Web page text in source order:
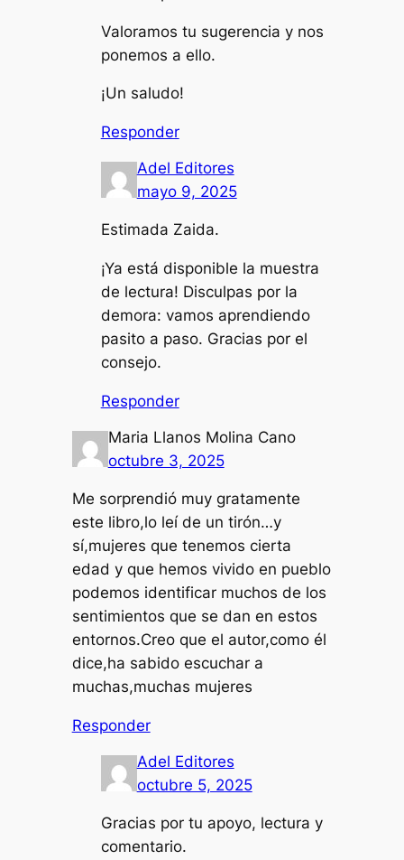
Valoramos tu sugerencia y nos
ponemos a ello.
¡Un saludo!
Responder
Adel Editores
mayo 9, 2025
Estimada Zaida.
¡Ya está disponible la muestra
de lectura! Disculpas por la
demora: vamos aprendiendo
pasito a paso. Gracias por el
consejo.
Responder
Maria Llanos Molina Cano
octubre 3, 2025
Me sorprendió muy gratamente
este libro,lo leí de un tirón…y
sí,mujeres que tenemos cierta
edad y que hemos vivido en pueblo
podemos identificar muchos de los
sentimientos que se dan en estos
entornos.Creo que el autor,como él
dice,ha sabido escuchar a
muchas,muchas mujeres
Responder
Adel Editores
octubre 5, 2025
Gracias por tu apoyo, lectura y
comentario.